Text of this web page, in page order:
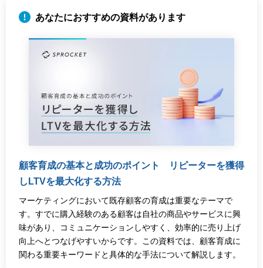
顧客育成の基本と成功のポイント リピーターを獲得
しLTVを最大化する方法
マーケティングにおいて既存顧客の育成は重要なテーマで
す。すでに購入経験のある顧客は自社の商品やサービスに興
味があり、コミュニケーションしやすく、効率的に売り上げ
向上へとつなげやすいからです。この資料では、顧客育成に
関わる重要キーワードと具体的な手法について解説します。